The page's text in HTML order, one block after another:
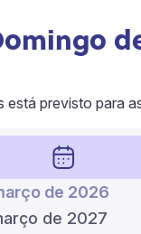
está previsto para
de 2026
de 2027